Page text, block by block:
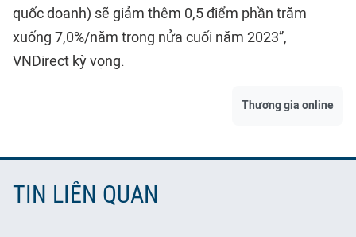
quốc doanh) sẽ giảm thêm 0,5 điểm phần trăm
xuống 7,0%/năm trong nửa cuối năm 2023”,
VNDirect kỳ vọng.
Thương gia online
TIN LIÊN QUAN